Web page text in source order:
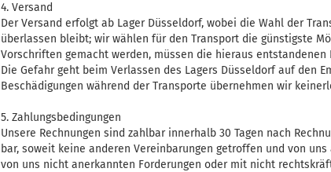
4. Versand
Der Versand erfolgt ab Lager Düsseldorf, wobei die Wahl der
überlassen bleibt; wir wählen für den Transport die günstigste
Vorschriften gemacht werden, müssen die hieraus
Die Gefahr geht beim Verlassen des Lagers Düsseldorf auf den
Beschädigungen während der Transporte übernehmen wir
5. Zahlungsbedingungen
Unsere Rechnungen sind zahlbar innerhalb 30 Tagen nach
bar, soweit keine anderen Vereinbarungen getroffen und von
von uns nicht anerkannten Forderungen oder mit nicht